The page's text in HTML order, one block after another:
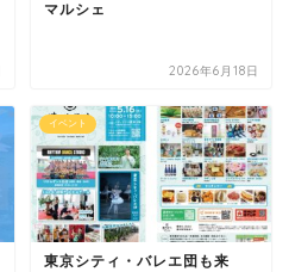
マルシェ
2026年6月18日
イベント
東京シティ・バレエ団も来